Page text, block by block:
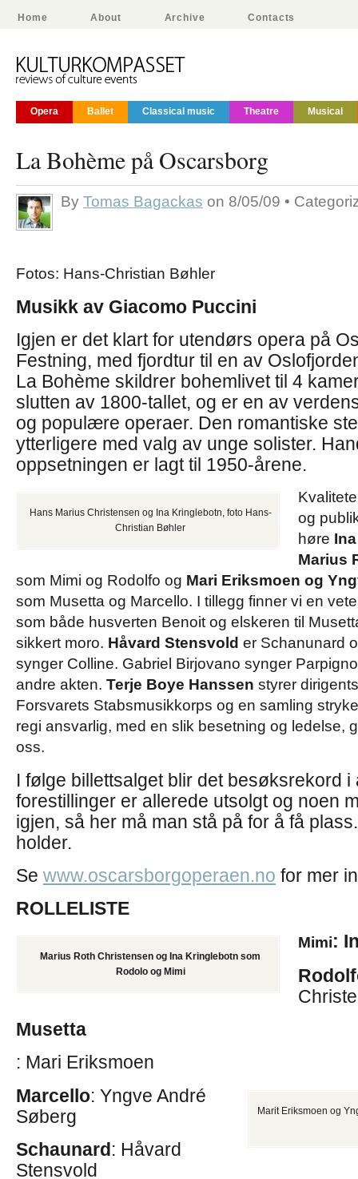
Home About Archive Contacts
Opera Ballet Classical music Theatre Musical
La Bohème på Oscarsborg
By Tomas Bagackas on 8/05/09 •
Fotos: Hans-Christian Bøhler
Musikk av Giacomo Puccini
Igjen er det klart for utendørs opera på
Festning, med fjordtur til en av
La Bohème skildrer bohemlivet til 4
slutten av 1800-tallet, og er en av
og populære operaer. Den romantiske
ytterligere med valg av unge solister.
oppsetningen er lagt til 1950-årene.
Hans Marius Christensen og Ina Kringlebotn, foto Hans-
Christian Bøhler
og
høre
Marius
som Mimi og Rodolfo og Mari Eriksmoen og
som Musetta og Marcello. I tillegg finner vi en
som både husverten Benoit og elskeren til
sikkert moro. Håvard Stensvold er Schanunard
synger Colline. Gabriel Birjovano synger
andre akten. Terje Boye Hanssen styrer
Forsvarets Stabsmusikkorps og en samling
regi ansvarlig, med en slik besetning og ledelse,
oss.
I følge billettsalget blir det besøksrekord i
forestillinger er allerede utsolgt og noen
igjen, så her må man stå på for å få
holder.
Se www.oscarsborgoperaen.no for mer
ROLLELISTE
Marius Roth Christensen og Ina Kringlebotn som
Rodolo og Mimi
Mimi:
Musetta
: Mari Eriksmoen
Marit Eriksmoen og
Marcello: Yngve André
Søberg
Schaunard: Håvard
Stensvold